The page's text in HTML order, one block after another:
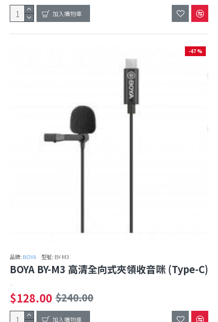
加入購物車
-47 %
品牌: BOYA 型號: BY-M3
BOYA BY-M3 高清全向式夾領收音咪 (Type-C)
..
$128.00 $240.00
加入購物車